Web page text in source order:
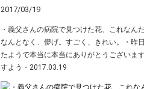
2017/03/19
・義父さんの病院で見つけた花、これな
なんとなく、儚げ。すごく、きれい。・昨
たようで本当に本当にありがとうございま
すよう・2017.03.19